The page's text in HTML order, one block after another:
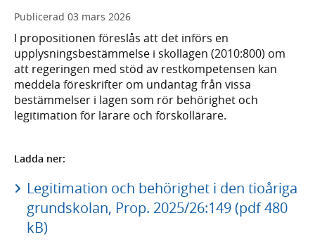
Publicerad 03 mars 2026
I propositionen föreslås att det införs en
upplysningsbestämmelse i skollagen (2010:800) om
att regeringen med stöd av restkompetensen kan
meddela föreskrifter om undantag från vissa
bestämmelser i lagen som rör behörighet och
legitimation för lärare och förskollärare.
Ladda ner:
Legitimation och behörighet i den tioåriga
grundskolan, Prop. 2025/26:149 (pdf 480
kB)